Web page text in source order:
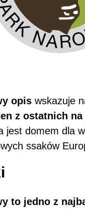
opis wskazuje
z ostatnich
jest domem dla
ssaków
to jedno z